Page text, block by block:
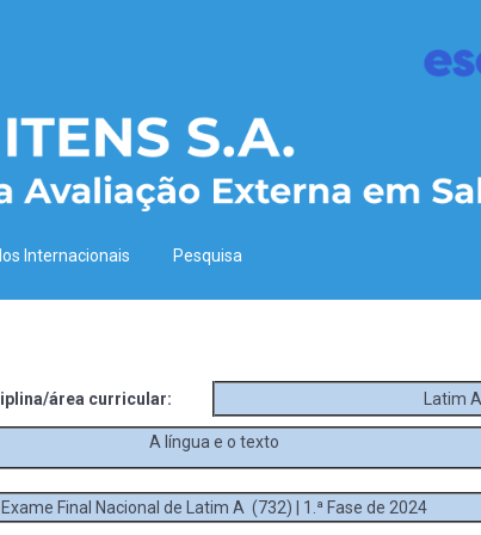
Internacionais Pesquisa
área curricular: Latim A
A língua e o texto
Exame Final Nacional de Latim A (732) | 1.ª Fase de 2024